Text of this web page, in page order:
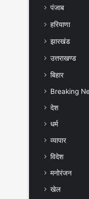
पंजाब
हरियाणा
झारखंड
उत्तराखण्ड
बिहार
Breaking
देश
धर्म
व्यापार
विदेश
मनोरंजन
खेल